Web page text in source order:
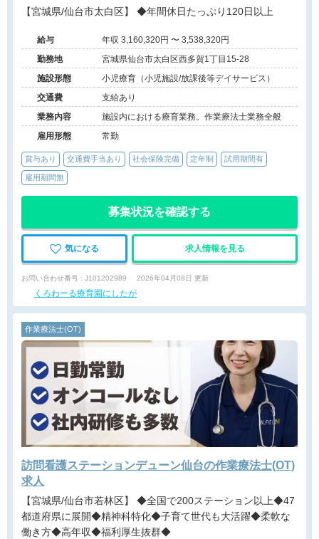
【宮城県/仙台市太白区】 ◆年間休日たっぷり120日以上
給与
年収 3,160,320円 〜 3,538,320円
勤務地
宮城県仙台市太白区西多賀1丁目15-28
施設形態
小児療育（小児施設/放課後等デイサービス）
交通費
支給あり
業務内容
施設内における療育業務。作業療法士業務全般
雇用形態
常勤
賞与あり 交通費手当あり 社会保険完備 定年制 試用期間有
雇用期間無
募集状況を確認する
気になる 求人情報を見る
お問い合わせ番号 : J101202989 2026年04月08日 更新
くろわーる療育園にしたが
作業療法士(OT)
訪問看護ステーションデューン仙台の作業療法士(OT)
求人
【宮城県/仙台市若林区】 ◆全国で200ステーション以上◆47
都道府県に展開◆精神科特化◆子育て世代も大活躍◆柔軟な
働き方◆高年収◆福利厚生抜群◆